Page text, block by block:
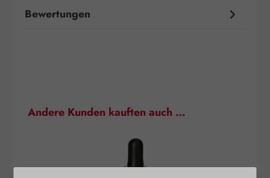
Bewertungen
Produktgalerie überspringen
Andere Kunden kauften auch …